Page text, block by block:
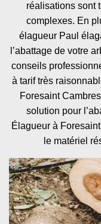
réalisations sont
complexes. En
élagueur Paul
l’abattage de votre
conseils
à tarif très
Foresaint
solution pour
Élagueur à
le matériel